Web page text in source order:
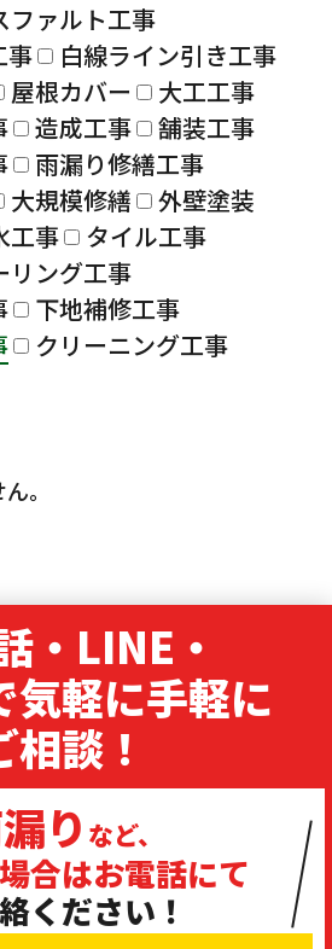
ファルト工事
事
白線ライン引き工事
屋根カバー
大工工事
造成工事
舗装工事
雨漏り修繕工事
大規模修繕
外壁塗装
工事
タイル工事
リング工事
下地補修工事
クリーニング工事
。
・LINE・
気軽に手軽に
相談！
り など、
合はお電話にて
ください！